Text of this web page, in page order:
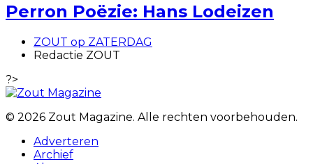
Perron Poëzie: Hans Lodeizen
ZOUT op ZATERDAG
Redactie ZOUT
?>
© 2026 Zout Magazine. Alle rechten voorbehouden.
Adverteren
Archief